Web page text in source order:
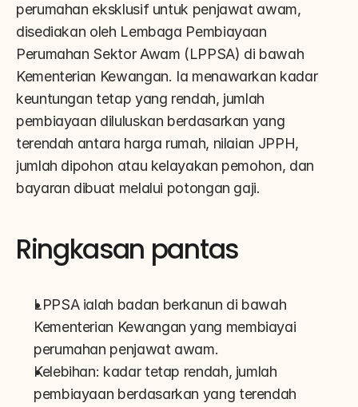
perumahan eksklusif untuk penjawat awam,
disediakan oleh Lembaga Pembiayaan
Perumahan Sektor Awam (LPPSA) di bawah
Kementerian Kewangan. Ia menawarkan kadar
keuntungan tetap yang rendah, jumlah
pembiayaan diluluskan berdasarkan yang
terendah antara harga rumah, nilaian JPPH,
jumlah dipohon atau kelayakan pemohon, dan
bayaran dibuat melalui potongan gaji.
Ringkasan pantas
LPPSA ialah badan berkanun di bawah
Kementerian Kewangan yang membiayai
perumahan penjawat awam.
Kelebihan: kadar tetap rendah, jumlah
pembiayaan berdasarkan yang terendah